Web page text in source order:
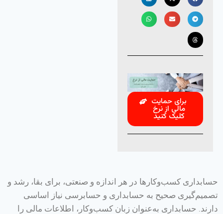
برای حمایت
مالی از نرخ
کلیک کنید
حسابداری کسب‌وکارها در هر اندازه و صنعتی، برای بقا، رشد و
تصمیم‌گیری صحیح به حسابداری و حسابرسی نیاز اساسی
دارند. حسابداری به‌عنوان زبان کسب‌وکار، اطلاعات مالی را